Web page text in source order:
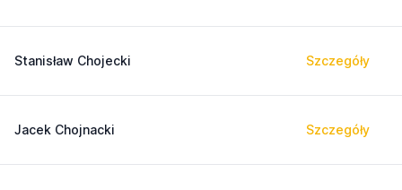
Stanisław Chojecki Szczegóły
Jacek Chojnacki Szczegóły